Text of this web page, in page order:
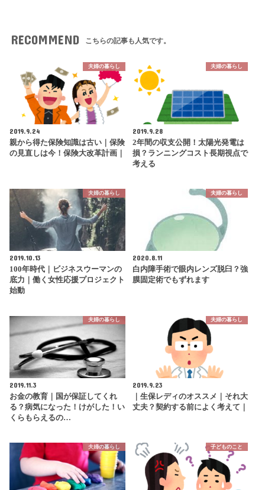
RECOMMEND こちらの記事も人気です。
夫婦の暮らし
2019.9.24
親から得た保険知識は古い｜保険
の見直しは今！保険大改革計画｜
夫婦の暮らし
2019.9.28
2年間の収支公開！太陽光発電は
損？ランニングコスト長期視点で
考える
夫婦の暮らし
2019.10.13
100年時代｜ビジネスウーマンの
底力｜働く女性応援プロジェクト
始動
夫婦の暮らし
2020.8.11
白内障手術で眼内レンズ脱臼？強
膜固定術でもずれます
夫婦の暮らし
2019.11.3
お金の教育｜国が保証してくれ
る？病気になった！けがした！い
くらもらえるの…
夫婦の暮らし
2019.9.23
｜生保レディのオススメ｜それ大
丈夫？契約する前によく考えて｜
夫婦の暮らし 子どものこと